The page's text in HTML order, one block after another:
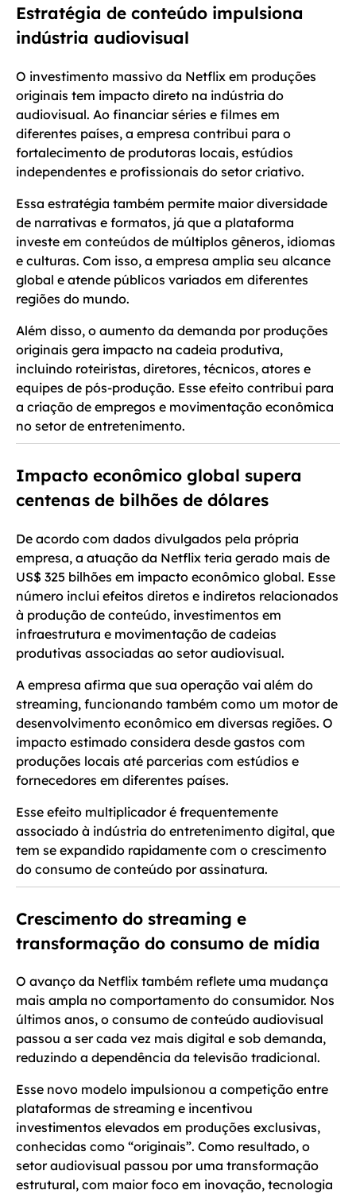
Estratégia de conteúdo impulsiona
indústria audiovisual
O investimento massivo da Netflix em produções
originais tem impacto direto na indústria do
audiovisual. Ao financiar séries e filmes em
diferentes países, a empresa contribui para o
fortalecimento de produtoras locais, estúdios
independentes e profissionais do setor criativo.
Essa estratégia também permite maior diversidade
de narrativas e formatos, já que a plataforma
investe em conteúdos de múltiplos gêneros, idiomas
e culturas. Com isso, a empresa amplia seu alcance
global e atende públicos variados em diferentes
regiões do mundo.
Além disso, o aumento da demanda por produções
originais gera impacto na cadeia produtiva,
incluindo roteiristas, diretores, técnicos, atores e
equipes de pós-produção. Esse efeito contribui para
a criação de empregos e movimentação econômica
no setor de entretenimento.
Impacto econômico global supera
centenas de bilhões de dólares
De acordo com dados divulgados pela própria
empresa, a atuação da Netflix teria gerado mais de
US$ 325 bilhões em impacto econômico global. Esse
número inclui efeitos diretos e indiretos relacionados
à produção de conteúdo, investimentos em
infraestrutura e movimentação de cadeias
produtivas associadas ao setor audiovisual.
A empresa afirma que sua operação vai além do
streaming, funcionando também como um motor de
desenvolvimento econômico em diversas regiões. O
impacto estimado considera desde gastos com
produções locais até parcerias com estúdios e
fornecedores em diferentes países.
Esse efeito multiplicador é frequentemente
associado à indústria do entretenimento digital, que
tem se expandido rapidamente com o crescimento
do consumo de conteúdo por assinatura.
Crescimento do streaming e
transformação do consumo de mídia
O avanço da Netflix também reflete uma mudança
mais ampla no comportamento do consumidor. Nos
últimos anos, o consumo de conteúdo audiovisual
passou a ser cada vez mais digital e sob demanda,
reduzindo a dependência da televisão tradicional.
Esse novo modelo impulsionou a competição entre
plataformas de streaming e incentivou
investimentos elevados em produções exclusivas,
conhecidas como “originais”. Como resultado, o
setor audiovisual passou por uma transformação
estrutural, com maior foco em inovação, tecnologia